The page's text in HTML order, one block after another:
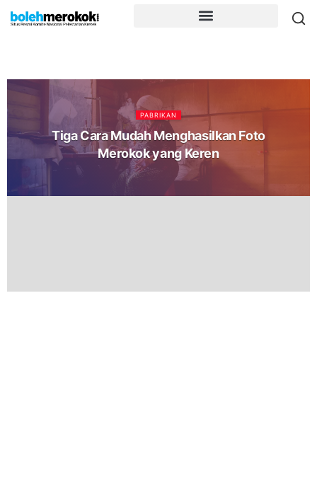
PABRIKAN
Tiga Cara Mudah Menghasilkan Foto
Merokok yang Keren